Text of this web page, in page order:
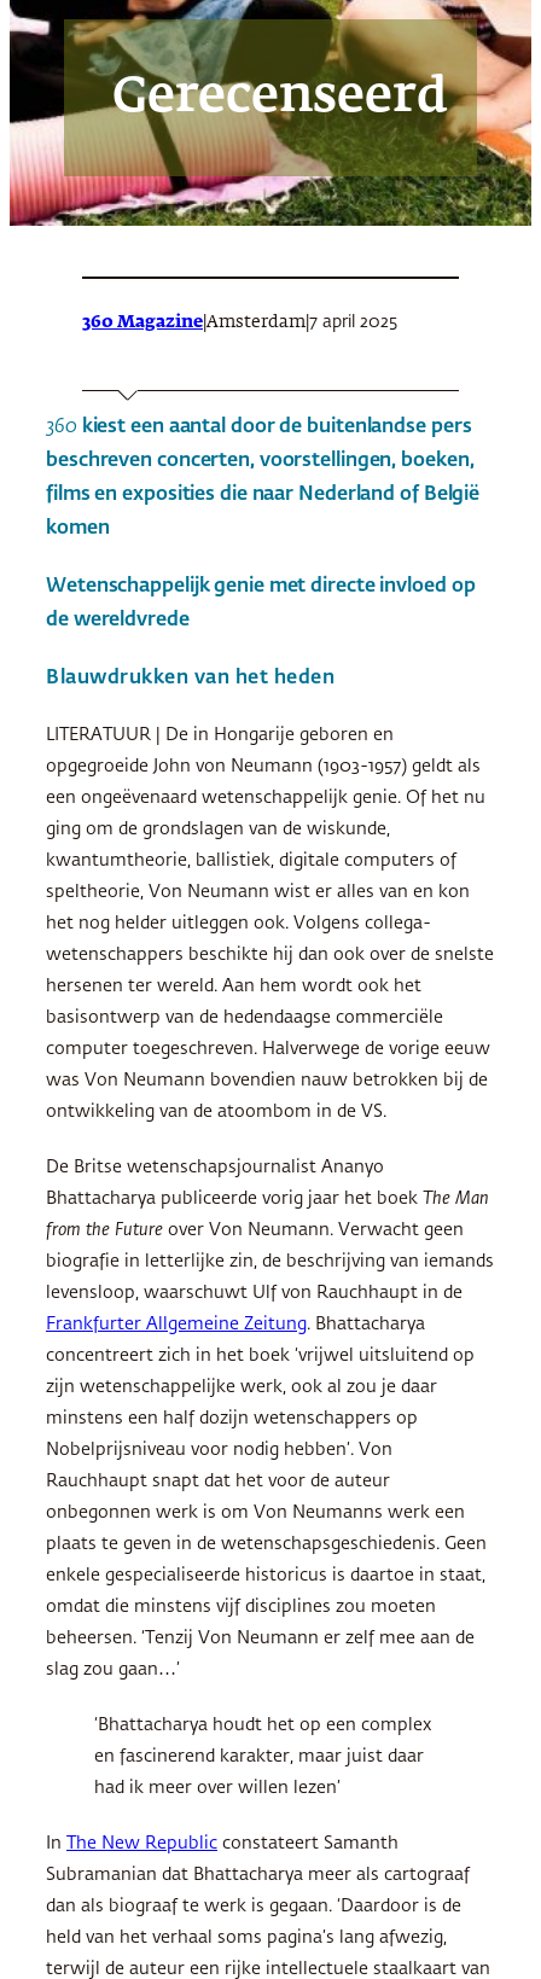
Gerecenseerd
360 Magazine Amsterdam 7 april 2025
360 kiest een aantal door de buitenlandse pers
beschreven concerten, voorstellingen, boeken,
films en exposities die naar Nederland of België
komen
Wetenschappelijk genie met directe invloed op
de wereldvrede
Blauwdrukken van het heden
LITERATUUR | De in Hongarije geboren en
opgegroeide John von Neumann (1903-1957) geldt als
een ongeëvenaard wetenschappelijk genie. Of het nu
ging om de grondslagen van de wiskunde,
kwantumtheorie, ballistiek, digitale computers of
speltheorie, Von Neumann wist er alles van en kon
het nog helder uitleggen ook. Volgens collega-
wetenschappers beschikte hij dan ook over de snelste
hersenen ter wereld. Aan hem wordt ook het
basisontwerp van de hedendaagse commerciële
computer toegeschreven. Halverwege de vorige eeuw
was Von Neumann bovendien nauw betrokken bij de
ontwikkeling van de atoombom in de VS.
De Britse wetenschapsjournalist Ananyo
Bhattacharya publiceerde vorig jaar het boek The Man
from the Future over Von Neumann. Verwacht geen
biografie in letterlijke zin, de beschrijving van iemands
levensloop, waarschuwt Ulf von Rauchhaupt in de
Frankfurter Allgemeine Zeitung. Bhattacharya
concentreert zich in het boek ‘vrijwel uitsluitend op
zijn wetenschappelijke werk, ook al zou je daar
minstens een half dozijn wetenschappers op
Nobelprijsniveau voor nodig hebben’. Von
Rauchhaupt snapt dat het voor de auteur
onbegonnen werk is om Von Neumanns werk een
plaats te geven in de wetenschapsgeschiedenis. Geen
enkele gespecialiseerde historicus is daartoe in staat,
omdat die minstens vijf disciplines zou moeten
beheersen. ‘Tenzij Von Neumann er zelf mee aan de
slag zou gaan…’
‘Bhattacharya houdt het op een complex
en fascinerend karakter, maar juist daar
had ik meer over willen lezen’
In The New Republic constateert Samanth
Subramanian dat Bhattacharya meer als cartograaf
dan als biograaf te werk is gegaan. ‘Daardoor is de
held van het verhaal soms pagina’s lang afwezig,
terwijl de auteur een rijke intellectuele staalkaart van